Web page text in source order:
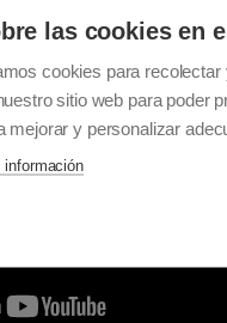
las cookies en
cookies para
sitio web para poder
mejorar y personalizar
información